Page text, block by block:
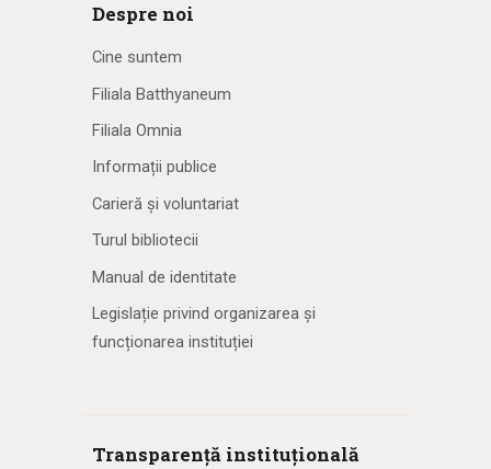
Despre noi
Cine suntem
Filiala Batthyaneum
Filiala Omnia
Informații publice
Carieră și voluntariat
Turul bibliotecii
Manual de identitate
Legislație privind organizarea și
funcționarea instituției
Transparență instituțională